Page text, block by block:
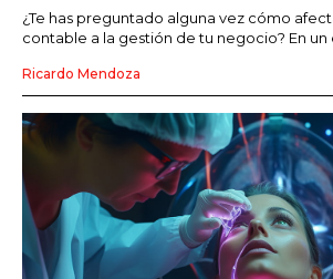
¿Te has preguntado alguna vez cómo
contable a la gestión de tu negocio? En un
Ricardo Mendoza